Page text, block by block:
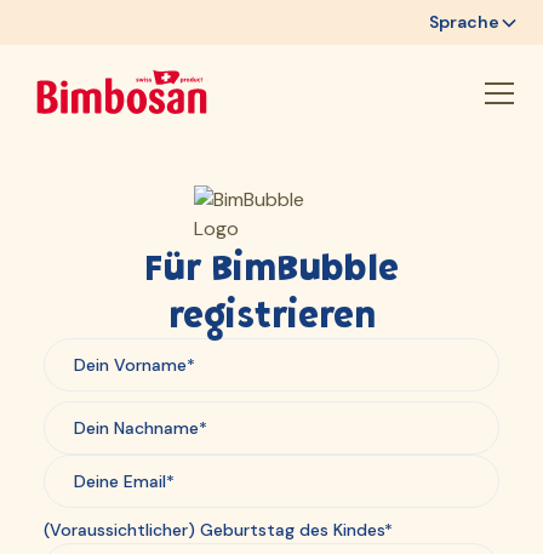
Sprache
Für BimBubble
registrieren
(Voraussichtlicher) Geburtstag des Kindes*